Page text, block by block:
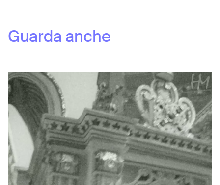
Guarda anche